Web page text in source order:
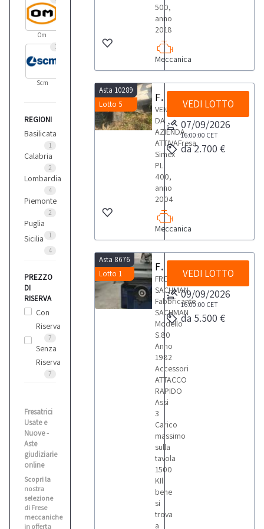
Om
1
Scm
REGIONI
Basilicata
1
Calabria
2
Lombardia
4
Piemonte
2
Puglia
1
Sicilia
4
PREZZO
DI
RISERVA
Con
Riserva
7
Senza
Riserva
7
Fresatrici
Usate e
Nuove -
Aste
giudiziarie
online
Scopri la
nostra
selezione
di Frese
meccaniche
in offerta
500,
anno
2018
Meccanica
Asta 10289
Lotto 5
Fresa Simex PL 400
VENDITA
DA
AZIENDA
ATTIVAFresa
Simex
PL
400,
anno
2004
Meccanica
VEDI LOTTO
07/09/2026
16:00:00 CET
da 2.700 €
Asta 8676
Lotto 1
FRESA SACHMAN
FRESA
SACHMAN
Fabbricante
SACHMAN
Modello
S.80
Anno
1982
Accessori
ATTACCO
RAPIDO
Assi
3
Carico
massimo
sulla
tavola
1500
KIl
bene
si
trova
a
VEDI LOTTO
09/09/2026
16:00:00 CET
da 5.500 €